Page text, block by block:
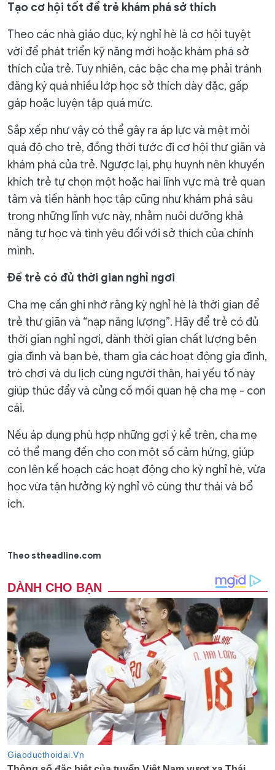
Tạo cơ hội tốt để trẻ khám phá sở thích
Theo các nhà giáo dục, kỳ nghỉ hè là cơ hội tuyệt
vời để phát triển kỹ năng mới hoặc khám phá sở
thích của trẻ. Tuy nhiên, các bậc cha mẹ phải tránh
đăng ký quá nhiều lớp học sở thích dày đặc, gấp
gáp hoặc luyện tập quá mức.
Sắp xếp như vậy có thể gây ra áp lực và mệt mỏi
quá độ cho trẻ, đồng thời tước đi cơ hội thư giãn và
khám phá của trẻ. Ngược lại, phụ huynh nên khuyến
khích trẻ tự chọn một hoặc hai lĩnh vực mà trẻ quan
tâm và tiến hành học tập cũng như khám phá sâu
trong những lĩnh vực này, nhằm nuôi dưỡng khả
năng tự học và tình yêu đối với sở thích của chính
mình.
Để trẻ có đủ thời gian nghỉ ngơi
Cha mẹ cần ghi nhớ rằng kỳ nghỉ hè là thời gian để
trẻ thư giãn và “nạp năng lượng”. Hãy để trẻ có đủ
thời gian nghỉ ngơi, dành thời gian chất lượng bên
gia đình và bạn bè, tham gia các hoạt động gia đình,
trò chơi và du lịch cùng người thân, hai yếu tố này
giúp thúc đẩy và củng cố mối quan hệ cha mẹ - con
cái.
Nếu áp dụng phù hợp những gợi ý kể trên, cha mẹ
có thể mang đến cho con một số cảm hứng, giúp
con lên kế hoạch các hoạt động cho kỳ nghỉ hè, vừa
học vừa tận hưởng kỳ nghỉ vô cùng thư thái và bổ
ích.
Theo stheadline.com